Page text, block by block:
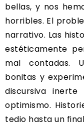
bellas, y nos
horribles. El
narrativo. Las
estéticamente
mal contadas.
bonitas y
discursiva
optimismo.
tedio hasta un